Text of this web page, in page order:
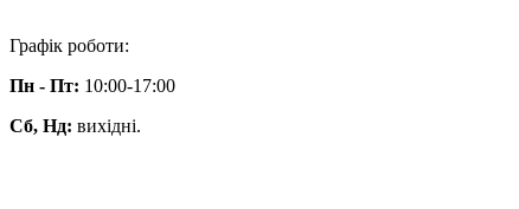
Графік роботи:
Пн - Пт: 10:00-17:00
Сб, Нд: вихідні.